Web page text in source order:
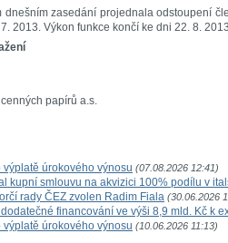
dnešním zasedání projednala odstoupení
2013. Výkon funkce končí ke dni 22. 8. 2013.
papírů a.s.
výplatě úrokového výnosu (07.08.2026 12:41)
kupní smlouvu na akvizici 100% podílu v
rady ČEZ zvolen Radim Fiala (30.06.2026
financování ve výši 8,9 mld. Kč k
výplatě úrokového výnosu (10.06.2026 11:13)